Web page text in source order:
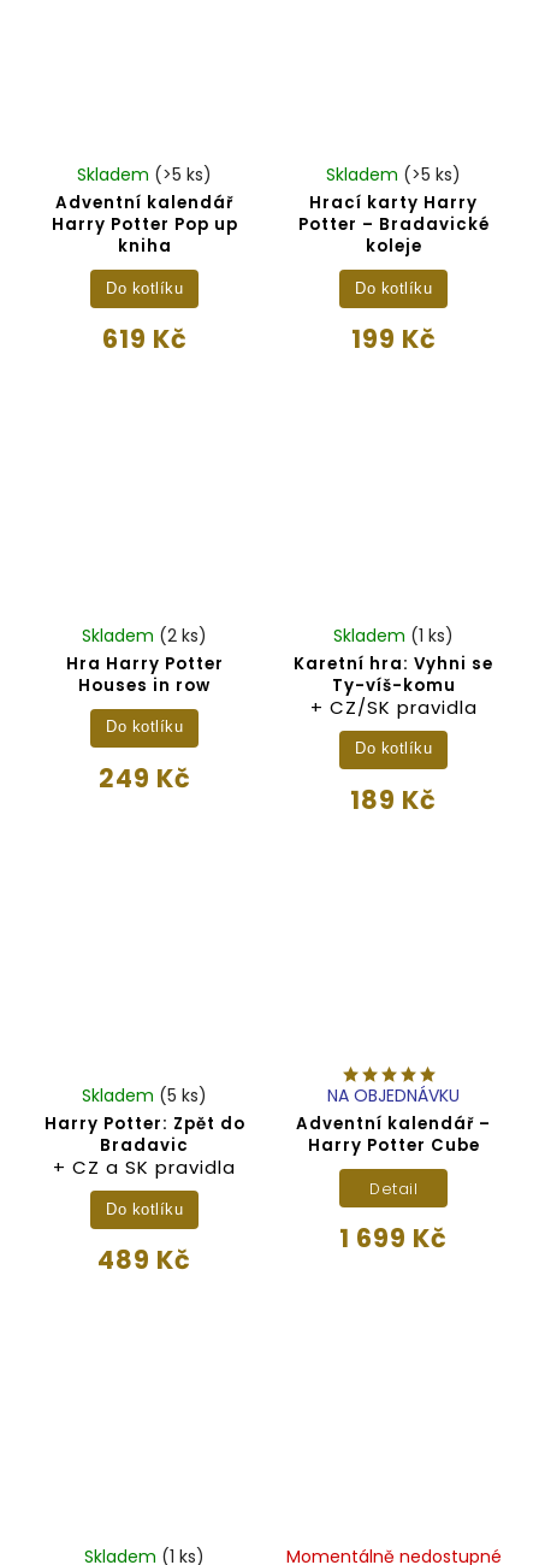
Adventní kalendář
Harry Potter Pop up
kniha
Skladem (>5 ks)
619 Kč
Do kotlíku
Hrací karty Harry
Potter – Bradavické
koleje
Skladem (>5 ks)
199 Kč
Do kotlíku
Hra Harry Potter
Houses in row
Skladem (2 ks)
249 Kč
Do kotlíku
Karetní hra: Vyhni se
Ty-víš-komu
+ CZ/SK pravidla
Skladem (1 ks)
189 Kč
Do kotlíku
Harry Potter: Zpět do
Bradavic
+ CZ a SK pravidla
Skladem (5 ks)
489 Kč
Do kotlíku
Adventní kalendář –
Harry Potter Cube
NA OBJEDNÁVKU
1 699 Kč
Detail
Skladem (1 ks) Momentálně nedostupné